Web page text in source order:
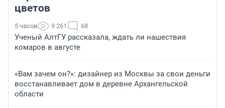
цветов
5 часов 9 261 68
Ученый АлтГУ рассказала, ждать ли нашествия
комаров в августе
«Вам зачем он?»: дизайнер из Москвы за свои деньги
восстанавливает дом в деревне Архангельской
области